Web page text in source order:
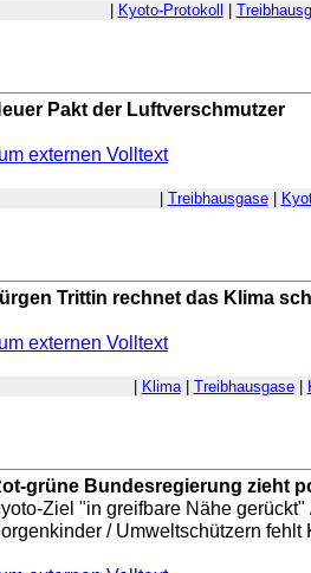
Kyoto-Protokoll
Pakt der Luftverschmutzer
externen Volltext
Treibhausgase|
Trittin rechnet das Klima
externen Volltext
Klima| Treibhausgase|
grüne Bundesregierung zieht
Ziel "in greifbare Nähe
/ Umweltschützern fehlt